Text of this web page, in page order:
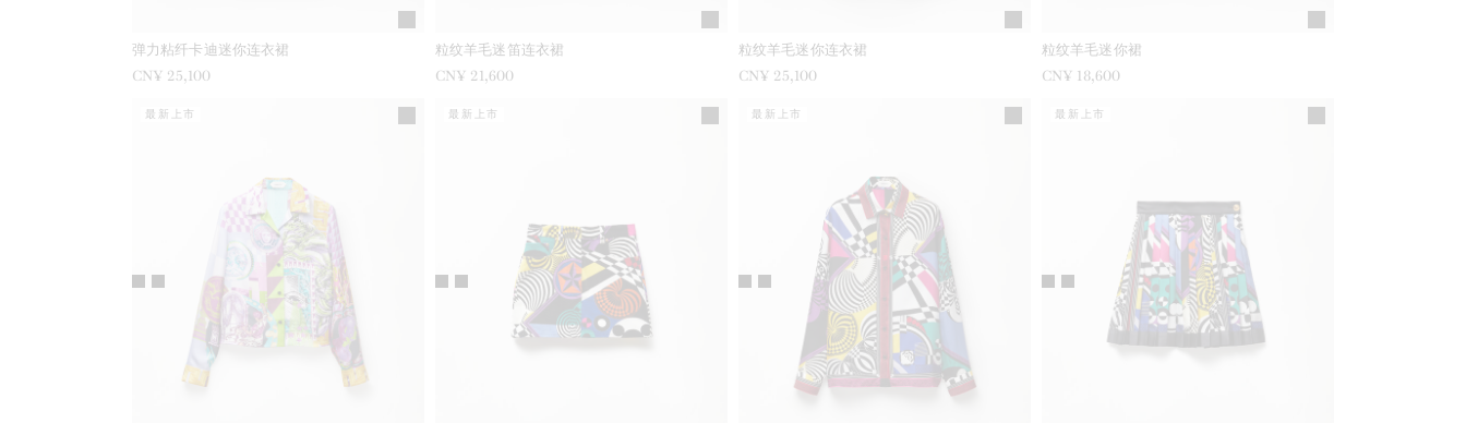
弹力粘纤卡迪迷你连衣裙
CN¥ 25,100
粒纹羊毛迷笛连衣裙
CN¥ 21,600
粒纹羊毛迷你连衣裙
CN¥ 25,100
粒纹羊毛迷你裙
CN¥ 18,600
最新上市 最新上市 最新上市 最新上市